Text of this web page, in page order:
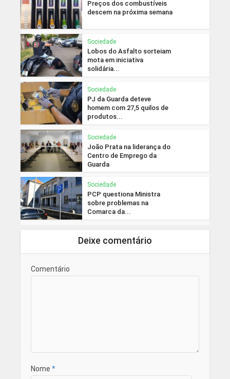
Preços dos combustíveis
descem na próxima semana
Sociedade
Lobos do Asfalto sorteiam
mota em iniciativa
solidária...
Sociedade
PJ da Guarda deteve
homem com 27,5 quilos de
produtos...
Sociedade
João Prata na liderança do
Centro de Emprego da
Guarda
Sociedade
PCP questiona Ministra
sobre problemas na
Comarca da...
Deixe comentário
Comentário
Nome *